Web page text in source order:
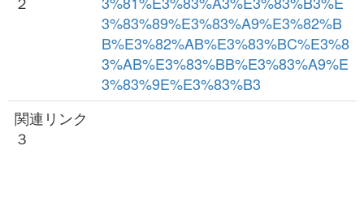
3%83%89%E3%83%A9%E3%82%B
B%E3%82%AB%E3%83%BC%E3%8
3%AB%E3%83%BB%E3%83%A9%E
3%83%9E%E3%83%B3
関連リンク
３